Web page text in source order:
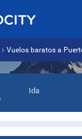
Vuelos baratos a
Ida